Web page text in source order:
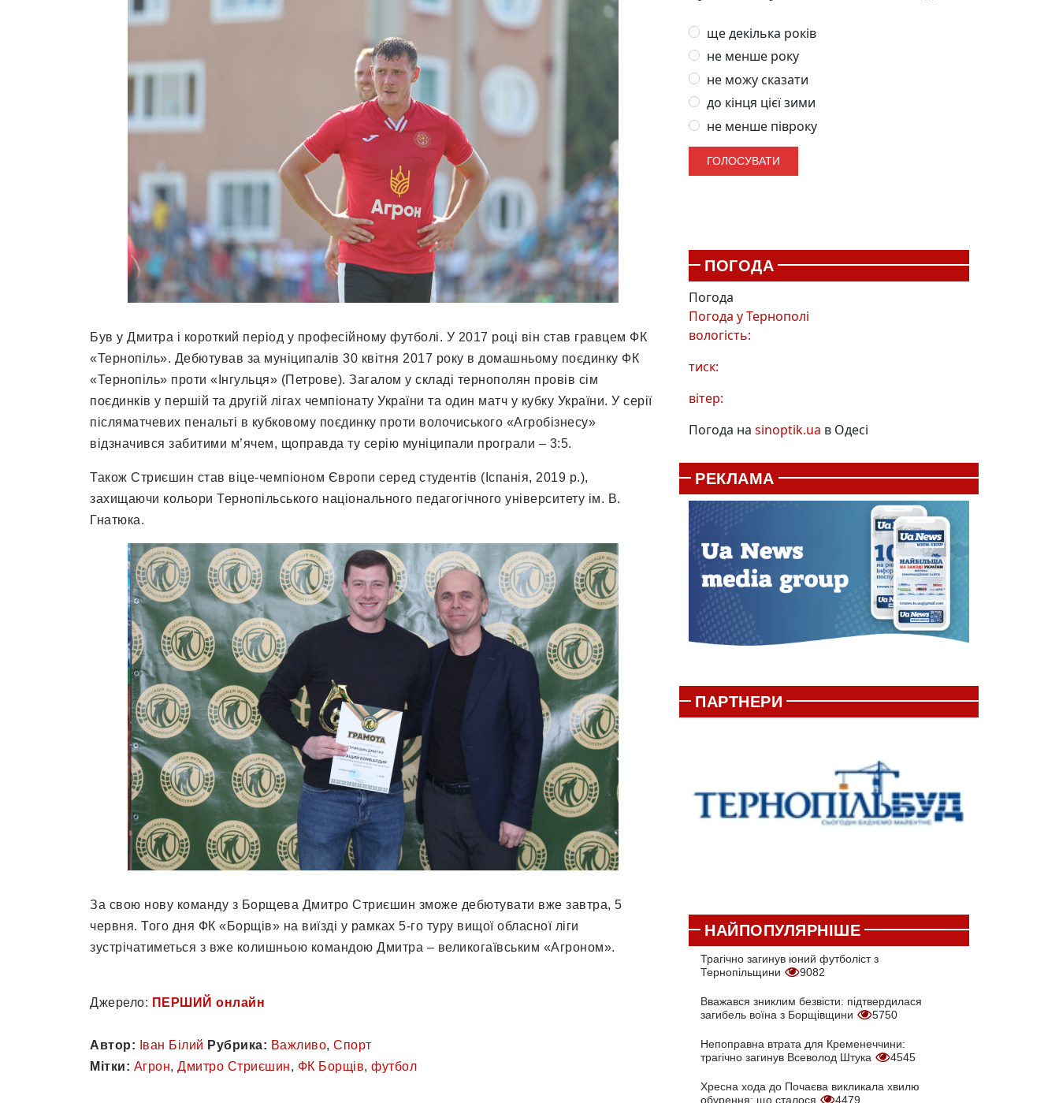
Був у Дмитра і короткий період у професійному футболі. У 2017 році він став гравцем ФК
«Тернопіль». Дебютував за муніципалів 30 квітня 2017 року в домашньому поєдинку ФК
«Тернопіль» проти «Інгульця» (Петрове). Загалом у складі тернополян провів сім
поєдинків у першій та другій лігах чемпіонату України та один матч у кубку України. У серії
післяматчевих пенальті в кубковому поєдинку проти волочиського «Агробізнесу»
відзначився забитими м’ячем, щоправда ту серію муніципали програли – 3:5.
Також Стриєшин став віце-чемпіоном Європи серед студентів (Іспанія, 2019 р.),
захищаючи кольори Тернопільського національного педагогічного університету ім. В.
Гнатюка.
За свою нову команду з Борщева Дмитро Стриєшин зможе дебютувати вже завтра, 5
червня. Того дня ФК «Борщів» на виїзді у рамках 5-го туру вищої обласної ліги
зустрічатиметься з вже колишньою командою Дмитра – великогаївським «Агроном».
Джерело: ПЕРШИЙ онлайн
Автор: Іван Білий Рубрика: Важливо, Спорт
Мітки: Агрон, Дмитро Стриєшин, ФК Борщів, футбол
ще декілька років
не менше року
не можу сказати
до кінця цієї зими
не менше півроку
ПОГОДА
Погода
Погода уТернополі
вологість:
тиск:
вітер:
Погода на sinoptik.ua в Одесі
РЕКЛАМА
ПАРТНЕРИ
НАЙПОПУЛЯРНІШЕ
Трагічно загинув юний футболіст з
Тернопільщини
9082
Вважався зниклим безвісти: підтвердилася
загибель воїна з Борщівщини
5750
Непоправна втрата для Кременеччини:
трагічно загинув Всеволод Штука
4545
Хресна хода до Почаєва викликала хвилю
обурення: що сталося
4479